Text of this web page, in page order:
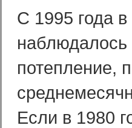
С 1995 года
наблюдалось
потепление,
Если в 1980